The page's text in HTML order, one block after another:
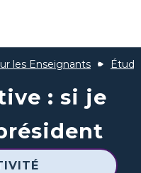
les Enseignants
: si je